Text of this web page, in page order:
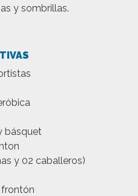
y sombrillas.
básquet
y 02 caballeros)